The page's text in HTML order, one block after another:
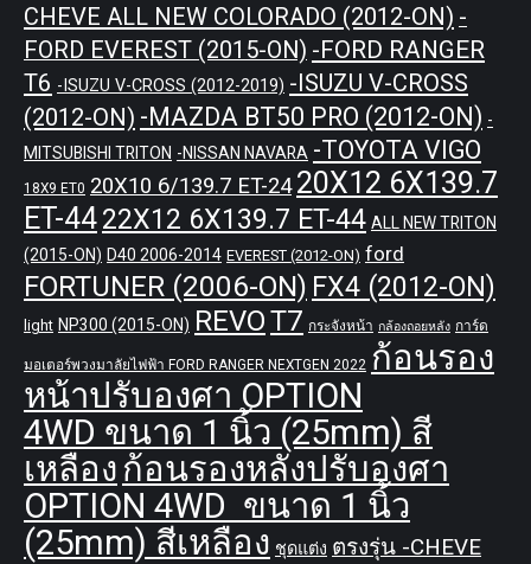
CHEVE ALL NEW COLORADO (2012-ON) -
FORD EVEREST (2015-ON) -FORD RANGER
T6 -ISUZU V-CROSS (2012-2019) -ISUZU V-CROSS
(2012-ON) -MAZDA BT50 PRO (2012-ON) -
MITSUBISHI TRITON -NISSAN NAVARA -TOYOTA VIGO
18X9 ET0 20X10 6/139.7 ET-24 20X12 6X139.7
ET-4422X12 6X139.7 ET-44 ALL NEW TRITON
(2015-ON) D40 2006-2014 EVEREST (2012-ON) ford
FORTUNER (2006-ON) FX4 (2012-ON)
light NP300 (2015-ON) REVOT7 กระจังหน้า กล้องถอยหลัง การ์ด
มอเตอร์พวงมาลัยไฟฟ้า FORD RANGER NEXTGEN 2022 ก้อนรอง
หน้าปรับองศา OPTION
4WD ขนาด 1 นิ้ว (25mm) สี
เหลือง ก้อนรองหลังปรับองศา
OPTION 4WD ขนาด 1 นิ้ว
(25mm) สีเหลือง ชุดแต่ง ตรงรุ่น -CHEVE